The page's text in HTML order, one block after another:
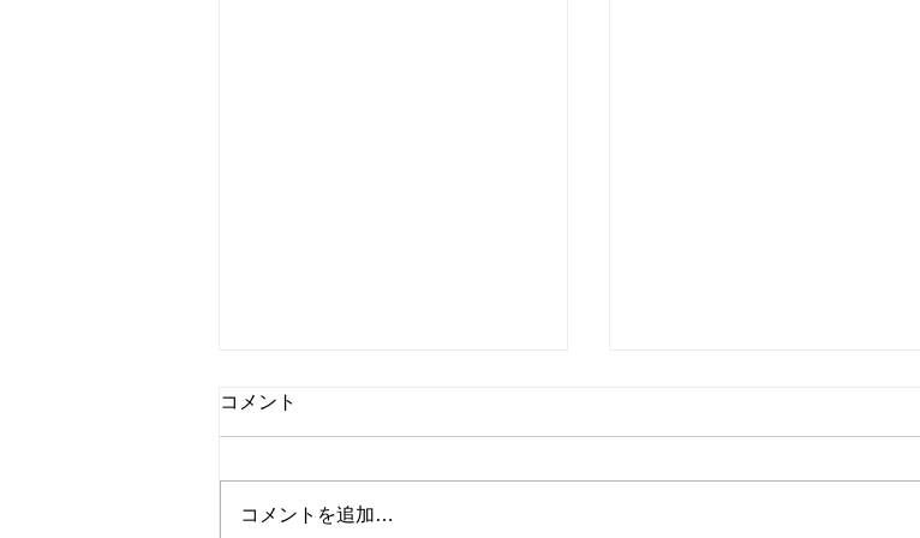
コメント
コメントを追加…